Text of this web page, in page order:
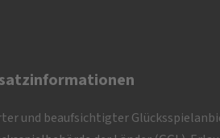
und beaufsichtigter